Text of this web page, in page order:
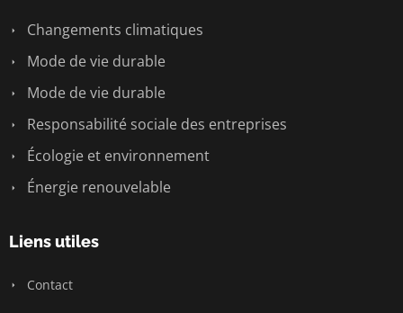
Changements climatiques
Mode de vie durable
Mode de vie durable
Responsabilité sociale des entreprises
Écologie et environnement
Énergie renouvelable
Liens utiles
Contact